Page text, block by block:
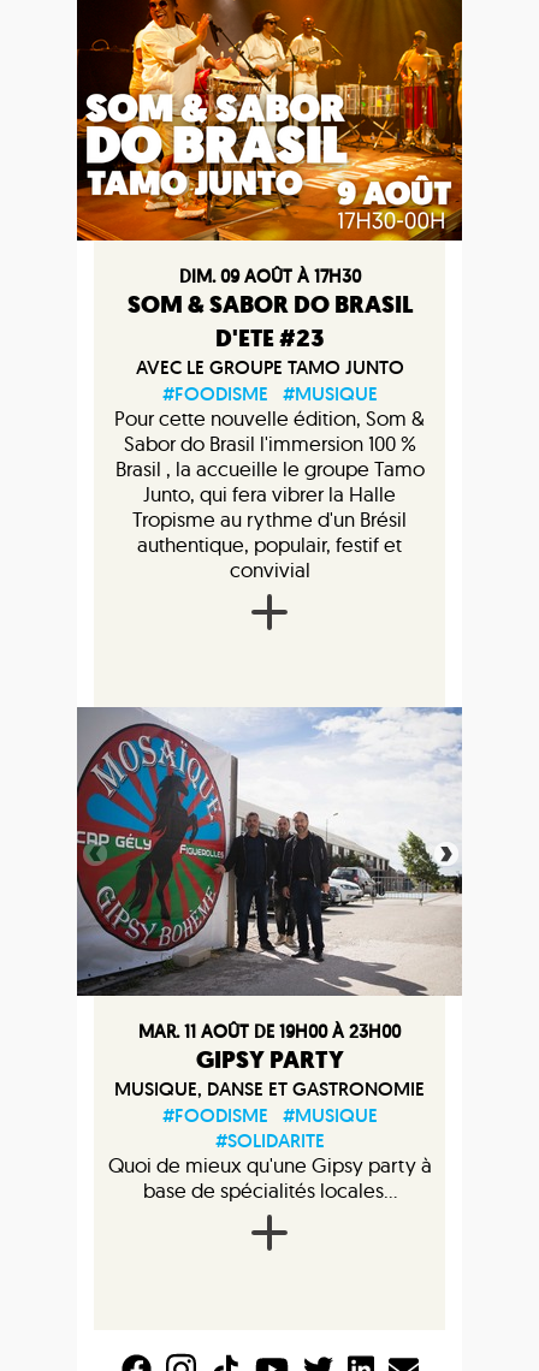
DIM. 09 AOÛT À 17H30
SOM & SABOR DO BRASIL
D'ETE #23
AVEC LE GROUPE TAMO JUNTO
#FOODISME
#MUSIQUE
Pour cette nouvelle édition, Som &
Sabor do Brasil l'immersion 100 %
Brasil , la accueille le groupe Tamo
Junto, qui fera vibrer la Halle
Tropisme au rythme d'un Brésil
authentique, populair, festif et
convivial
MAR. 11 AOÛT DE 19H00 À 23H00
GIPSY PARTY
MUSIQUE, DANSE ET GASTRONOMIE
#FOODISME
#MUSIQUE
#SOLIDARITE
Quoi de mieux qu'une Gipsy party à
base de spécialités locales...